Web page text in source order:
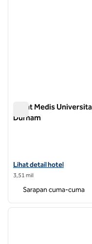
Pusat Medis
Durham
Lihat detail hotel untuk
Lihat detail hotel
3,51 mil
Sarapan cuma-cuma
1 dari 12